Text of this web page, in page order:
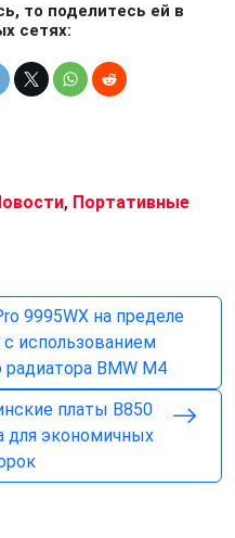
то поделитесь ей в
сетях:
, Портативные
9995WX на пределе
использованием
BMW M4
платы B850
для экономичных